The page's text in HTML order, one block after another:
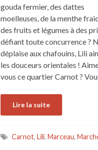
gouda fermier, des dattes
moelleuses, de la menthe
des fruits et légumes à des
défiant toute concurrence ?
déplaise aux chafouins, Lili
les douceurs orientales !
vous ce quartier Carnot ?
Lire la suite
Carnot, Lili, Marceau,